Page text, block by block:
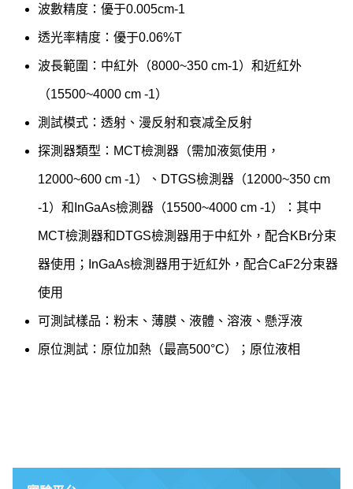
波數精度：優于0.005cm-1
透光率精度：優于0.06%T
波長範圍：中紅外（8000~350 cm-1）和近紅外
（15500~4000 cm -1）
測試模式：透射、漫反射和衰减全反射
探測器類型：MCT檢測器（需加液氮使用，
12000~600 cm -1）、DTGS檢測器（12000~350 cm
-1）和InGaAs檢測器（15500~4000 cm -1）：其中
MCT檢測器和DTGS檢測器用于中紅外，配合KBr分束
器使用；InGaAs檢測器用于近紅外，配合CaF2分束器
使用
可測試樣品：粉末、薄膜、液體、溶液、懸浮液
原位測試：原位加熱（最高500°C）；原位液相